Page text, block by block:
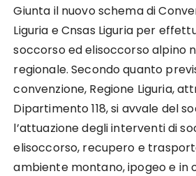
Giunta il nuovo schema di
Liguria e Cnsas Liguria per
soccorso ed elisoccorso alpino
regionale. Secondo quanto
convenzione, Regione Liguria,
Dipartimento 118, si avvale del
l’attuazione degli interventi di
elisoccorso, recupero e
ambiente montano, ipogeo e in